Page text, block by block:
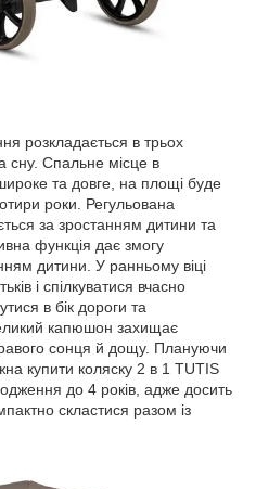
в трьох
сну. Спальне місце в
та довге, на площі буде
роки. Регульована
за зростанням дитини та
функція дає змогу
дитини. У ранньому віці
і спілкуватися вчасно
в бік дороги та
капюшон захищає
сонця й дощу. Плануючи
купити коляску 2 в 1 TUTIS
до 4 років, адже досить
скластися разом із